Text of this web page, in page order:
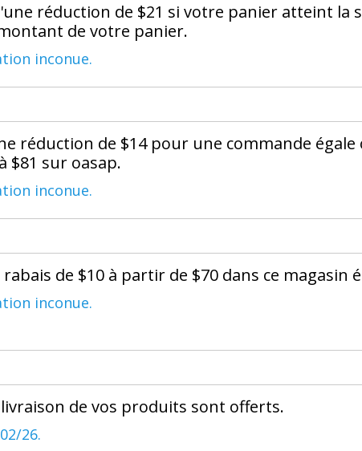
réduction de $21 si votre panier atteint la
de votre panier.
inconue.
réduction de $14 pour une commande égale
$81 sur oasap.
inconue.
de $10 à partir de $70 dans ce magasin
inconue.
de vos produits sont offerts.
26.